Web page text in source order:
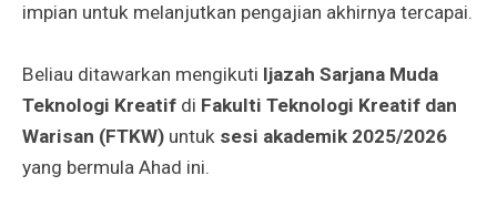
impian untuk melanjutkan pengajian akhirnya tercapai.
Beliau ditawarkan mengikuti Ijazah Sarjana Muda
Teknologi Kreatif di Fakulti Teknologi Kreatif dan
Warisan (FTKW) untuk sesi akademik 2025/2026
yang bermula Ahad ini.